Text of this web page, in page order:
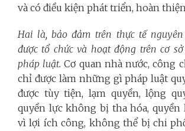
và có điều kiện phát triển, hoàn
Hai là, bảo đảm trên thực tế
được tổ chức và hoạt động trên cơ
pháp luật.Cơ quan nhà nước, công
chỉ được làm những gì pháp luật
được tùy tiện, lạm quyền, lộng
quyền lực không bị tha hóa, quyền
vì lợi ích công, không thể bị chi